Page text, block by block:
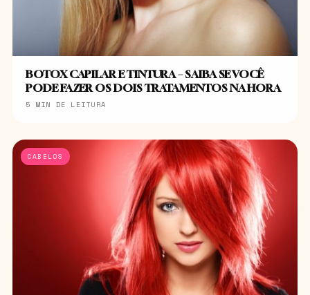
BOTOX CAPILAR E TINTURA – SAIBA SE VOCÊ
PODE FAZER OS DOIS TRATAMENTOS NA HORA
5 MIN DE LEITURA
CABELOS